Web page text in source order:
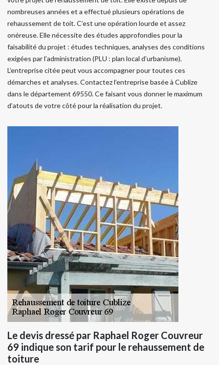
nombreuses années et a effectué plusieurs opérations de
rehaussement de toit. C’est une opération lourde et assez
onéreuse. Elle nécessite des études approfondies pour la
faisabilité du projet : études techniques, analyses des conditions
exigées par l’administration (PLU : plan local d’urbanisme).
L’entreprise citée peut vous accompagner pour toutes ces
démarches et analyses. Contactez l’entreprise basée à Cublize
dans le département 69550. Ce faisant vous donner le maximum
d’atouts de votre côté pour la réalisation du projet.
Le devis dressé par Raphael Roger Couvreur
69 indique son tarif pour le rehaussement de
toiture